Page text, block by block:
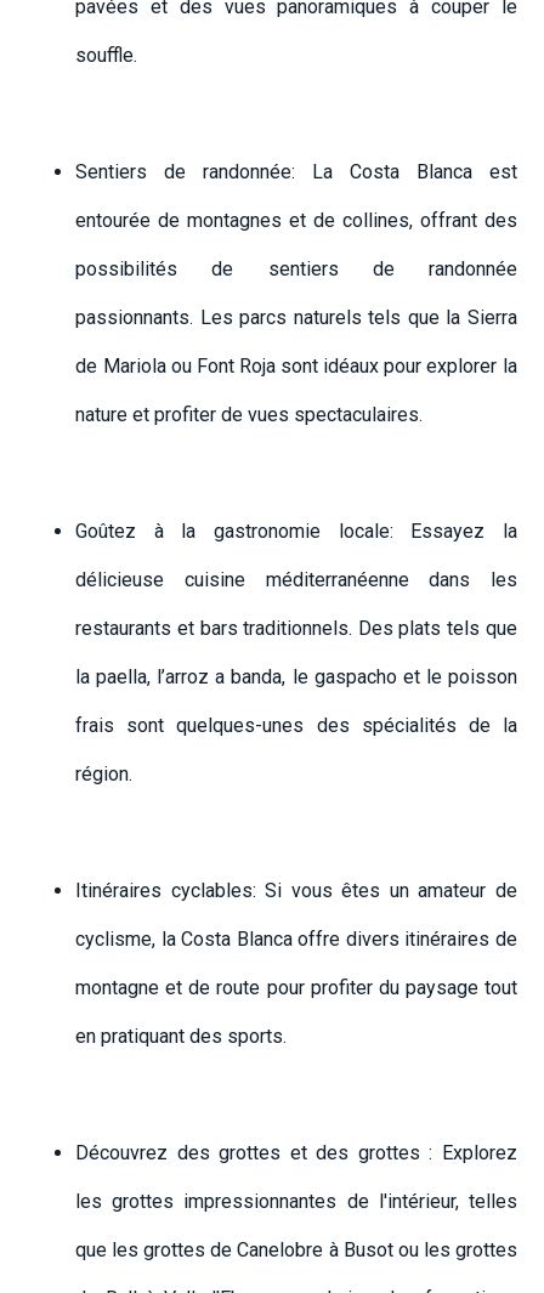
pavées et des vues panoramiques à couper le
souffle.
Sentiers de randonnée: La Costa Blanca est
entourée de montagnes et de collines, offrant des
possibilités de sentiers de randonnée
passionnants. Les parcs naturels tels que la Sierra
de Mariola ou Font Roja sont idéaux pour explorer la
nature et profiter de vues spectaculaires.
Goûtez à la gastronomie locale: Essayez la
délicieuse cuisine méditerranéenne dans les
restaurants et bars traditionnels. Des plats tels que
la paella, l’arroz a banda, le gaspacho et le poisson
frais sont quelques-unes des spécialités de la
région.
Itinéraires cyclables: Si vous êtes un amateur de
cyclisme, la Costa Blanca offre divers itinéraires de
montagne et de route pour profiter du paysage tout
en pratiquant des sports.
Découvrez des grottes et des grottes : Explorez
les grottes impressionnantes de l'intérieur, telles
que les grottes de Canelobre à Busot ou les grottes